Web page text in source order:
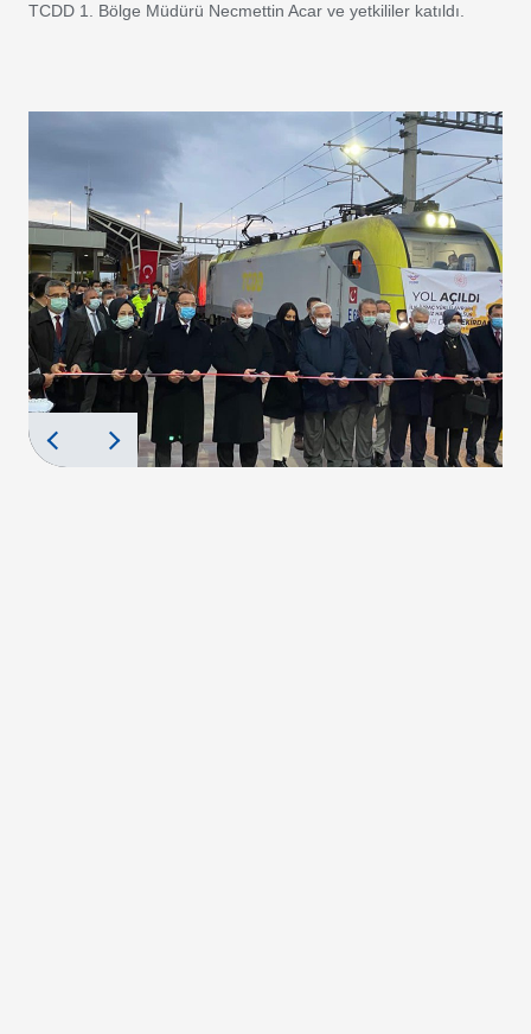
TCDD 1. Bölge Müdürü Necmettin Acar ve yetkililer katıldı.